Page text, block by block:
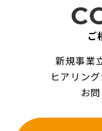
ご
新規事業
ヒアリン
お